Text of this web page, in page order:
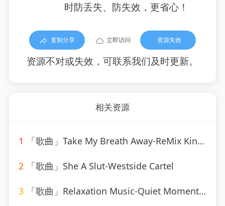
时防丢失、防失效，更省心！
复制分享 立即访问 资源失效
资源不对或失效，可联系我们及时更新。
相关资源
1 「歌曲」Take My Breath Away-ReMix Kings
2 「歌曲」She A Slut-Westside Cartel
3 「歌曲」Relaxation Music-Quiet Moments、SPA、Spa Relaxation